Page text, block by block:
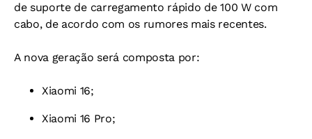
de suporte de carregamento rápido de 100 W com
cabo, de acordo com os rumores mais recentes.
A nova geração será composta por:
Xiaomi 16;
Xiaomi 16 Pro;